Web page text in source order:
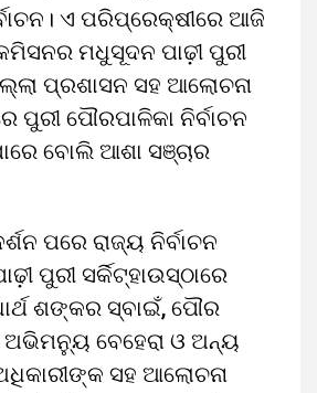
ଏ ପରିପ୍ରେକ୍ଷୀରେ ଆଜି
ମଧୁସୂଦନ ପାଢ଼ୀ ପୁରୀ
ପ୍ରଶାସନ ସହ ଆଲୋଚନା
ପୌରପାଳିକା ନିର୍ବାଚନ
ବୋଲି ଆଶା ସଞ୍ଚାର
ପରେ ରାଜ୍ୟ ନିର୍ବାଚନ
ପୁରୀ ସର୍କିଟ୍‌ହାଉସ୍‌ଠାରେ
ଶଙ୍କର ସ୍ବାଇଁ, ପୌର
ଅଭିମନ୍ୟୁ ବେହେରା ଓ ଅନ୍ୟ
ସହ ଆଲୋଚନା